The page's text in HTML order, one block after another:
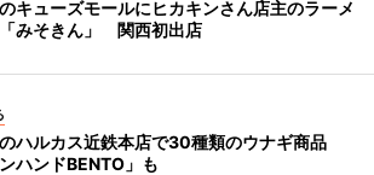
キューズモールにヒカキンさん店主のラーメ
みそきん」 関西初出店
ハルカス近鉄本店で30種類のウナギ商品
ンハンドBENTO」も